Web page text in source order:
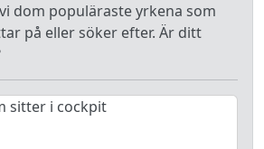
dom populäraste yrkena som
på eller söker efter. Är ditt